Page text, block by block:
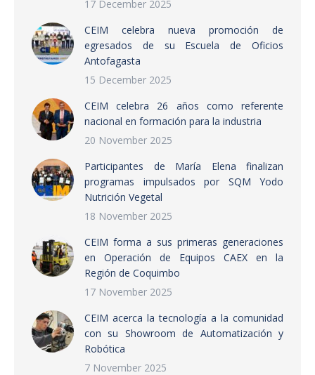
17 December 2025
CEIM celebra nueva promoción de
egresados de su Escuela de Oficios
Antofagasta
15 December 2025
CEIM celebra 26 años como referente
nacional en formación para la industria
20 November 2025
Participantes de María Elena finalizan
programas impulsados por SQM Yodo
Nutrición Vegetal
18 November 2025
CEIM forma a sus primeras generaciones
en Operación de Equipos CAEX en la
Región de Coquimbo
17 November 2025
CEIM acerca la tecnología a la comunidad
con su Showroom de Automatización y
Robótica
7 November 2025